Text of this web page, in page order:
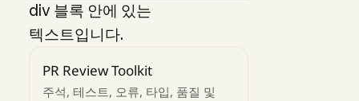
div 블록 안에 있는
텍스트입니다.
PR Review Toolkit
주석, 테스트, 오류, 타입, 품질 및